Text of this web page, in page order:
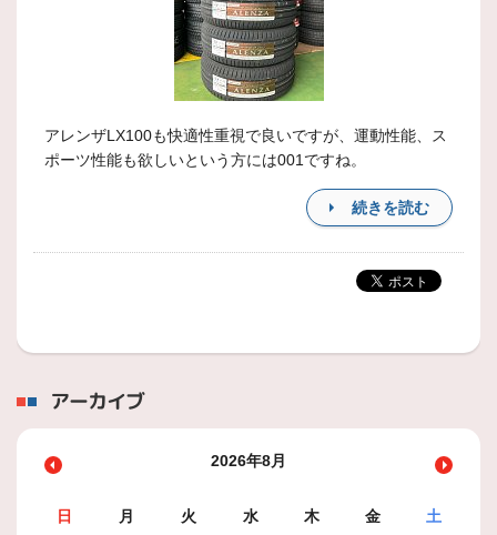
アレンザLX100も快適性重視で良いですが、運動性能、ス
ポーツ性能も欲しいという方には001ですね。
続きを読む
アーカイブ
2026年8月
日 月 火 水 木 金
土